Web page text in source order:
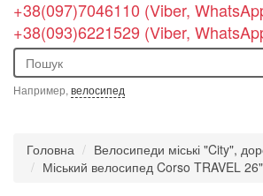
+38(097)7046110 (Viber,
+38(093)6221529 (Viber,
Например, велосипед
Головна
Велосипеди міські "City",
Міський велосипед Corso TRAVEL